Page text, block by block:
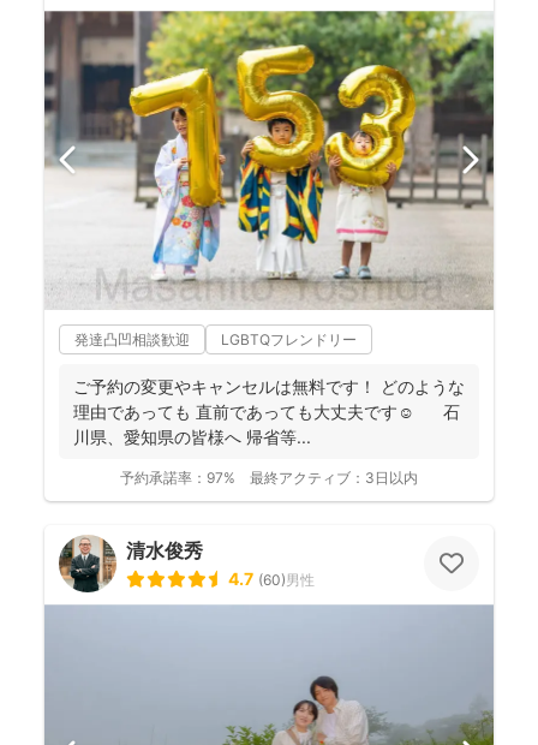
発達凸凹相談歓迎 LGBTQフレンドリー
ご予約の変更やキャンセルは無料です！ どのような
理由であっても 直前であっても大丈夫です☺️ 石
川県、愛知県の皆様へ 帰省等...
予約承諾率： 97% 最終アクティブ： 3日以内
清水俊秀
4.7 (60)男性